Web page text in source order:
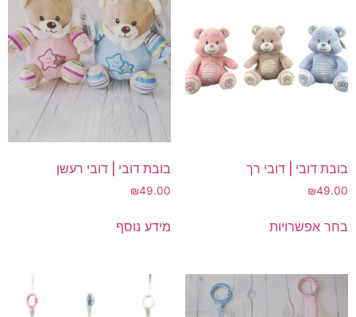
בובת דובי | דובי רך
₪49.00
בחר אפשרויותזה
סוגים.
ניתן
בובת דובי | דובי רעשן
₪49.00
מידע נוסף